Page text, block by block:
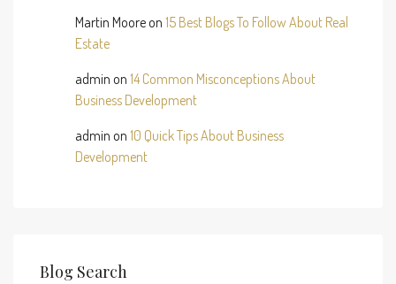
Martin Mooreon 15 Best Blogs To Follow About Real
Estate
admin on 14 Common Misconceptions About
Business Development
admin on 10 Quick Tips About Business
Development
Blog Search